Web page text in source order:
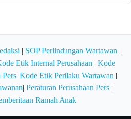
| SOP Perlindungan Wartawan |
Etik Internal Perusahaan | Kode
Pers| Kode Etik Perilaku Wartawan |
| Peraturan Perusahaan Pers|
Ramah Anak